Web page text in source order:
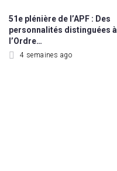
51e plénière de l’APF : Des
personnalités distinguées à
l’Ordre…
4 semaines ago